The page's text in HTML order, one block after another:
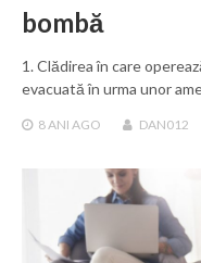
bombă
1. Clădirea în care
evacuată în urma unor
8 ANI AGO DAN012